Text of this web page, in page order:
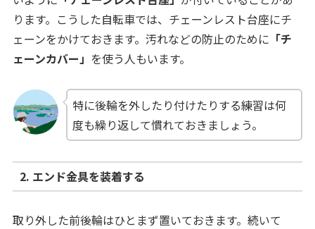
ります。こうした自転車では、チェーンレスト台座にチ
ェーンをかけておきます。汚れなどの防止のために 「チ
ェーンカバー」 を使う人もいます。
特に後輪を外したり付けたりする練習は何
度も繰り返して慣れておきましょう。
2. エンド金具を装着する
取り外した前後輪はひとまず置いておきます。続いて